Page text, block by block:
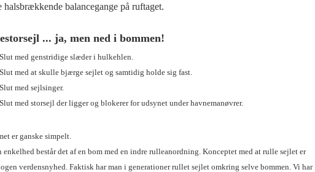
halsbrækkende balancegange på ruftaget.
... ja, men ned i bommen!
med genstridige slæder i hulkehlen.
med at skulle bjærge sejlet og samtidig holde sig fast.
med sejlsinger.
med storsejl der ligger og blokerer for udsynet under havnemanøvrer.
er ganske simpelt.
enkelhed består det af en bom med en indre rulleanordning. Konceptet med at rulle sejlet er
verdensnyhed. Faktisk har man i generationer rullet sejlet omkring selve bommen. Vi har